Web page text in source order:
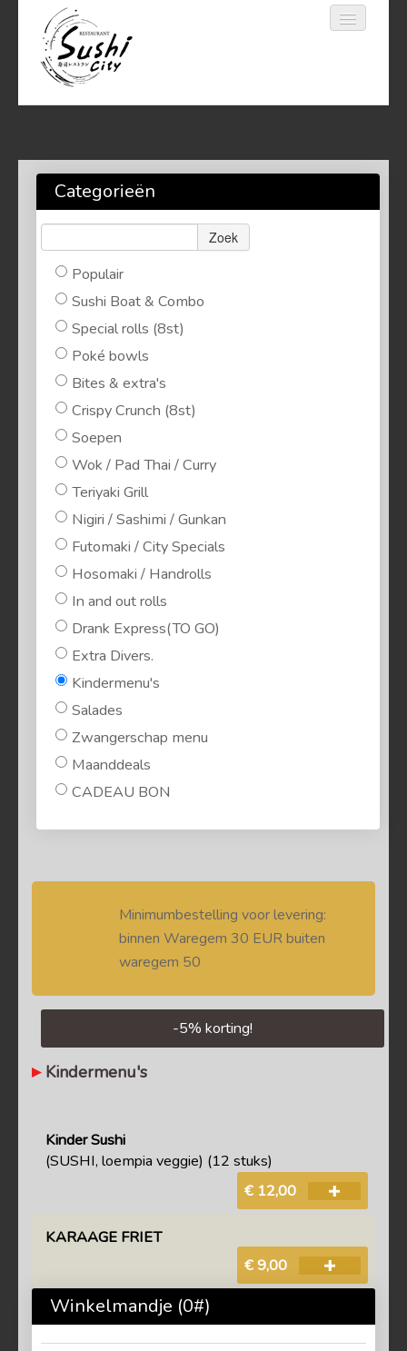
Bestellen
Reserveren
Login
Categorieën
Zoek
Populair
Sushi Boat & Combo
Special rolls (8st)
Poké bowls
Bites & extra's
Crispy Crunch (8st)
Soepen
Wok / Pad Thai / Curry
Teriyaki Grill
Nigiri / Sashimi / Gunkan
Futomaki / City Specials
Hosomaki / Handrolls
In and out rolls
Drank Express(TO GO)
Extra Divers.
Kindermenu's
Salades
Zwangerschap menu
Maanddeals
CADEAU BON
Minimumbestelling voor levering:
binnen Waregem 30 EUR buiten
waregem 50
-5% korting!
Kindermenu's
Kinder Sushi
(SUSHI, loempia veggie) (12 stuks)
€ 12,00
KARAAGE FRIET
€ 9,00
Winkelmandje (0#)